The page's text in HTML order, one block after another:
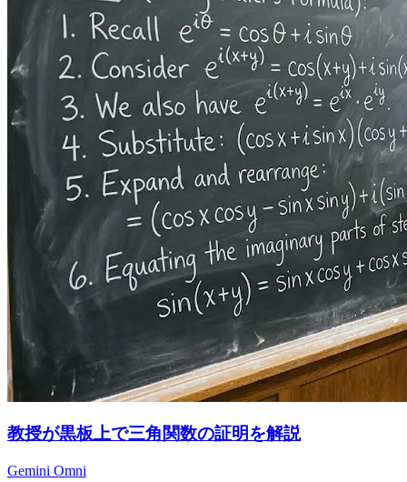
教授が黒板上で三角関数の証明を解説
Gemini Omni